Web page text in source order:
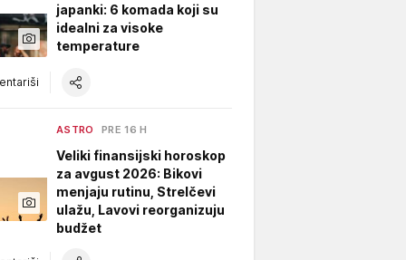
japanki: 6 komada koji su
idealni za visoke
temperature
ASTRO PRE 16 H
Veliki finansijski horoskop
za avgust 2026: Bikovi
menjaju rutinu, Strelčevi
ulažu, Lavovi reorganizuju
budžet